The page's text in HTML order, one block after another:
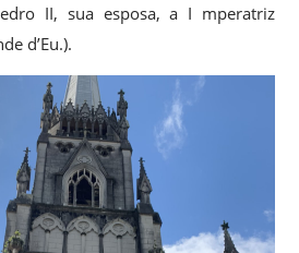
II, sua esposa, a I mperatriz
d’Eu.).